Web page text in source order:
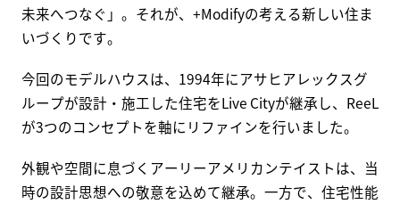
未来へつなぐ」。それが、+Modifyの考える新しい住ま
いづくりです。
今回のモデルハウスは、1994年にアサヒアレックスグ
ループが設計・施工した住宅をLive Cityが継承し、ReeL
が3つのコンセプトを軸にリファインを行いました。
外観や空間に息づくアーリーアメリカンテイストは、当
時の設計思想への敬意を込めて継承。一方で、住宅性能